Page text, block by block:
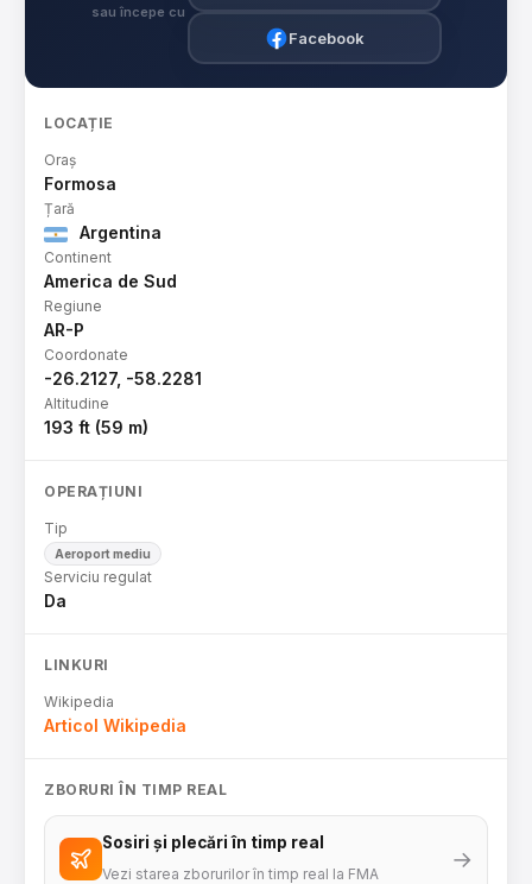
sau începe cu
Facebook
LOCAȚIE
Oraș
Formosa
Țară
Argentina
Continent
America de Sud
Regiune
AR-P
Coordonate
-26.2127, -58.2281
Altitudine
193 ft (59 m)
OPERAȚIUNI
Tip
Aeroport mediu
Serviciu regulat
Da
LINKURI
Wikipedia
Articol Wikipedia
ZBORURI ÎN TIMP REAL
Sosiri și plecări în timp real
Vezi starea zborurilor în timp real la FMA
→